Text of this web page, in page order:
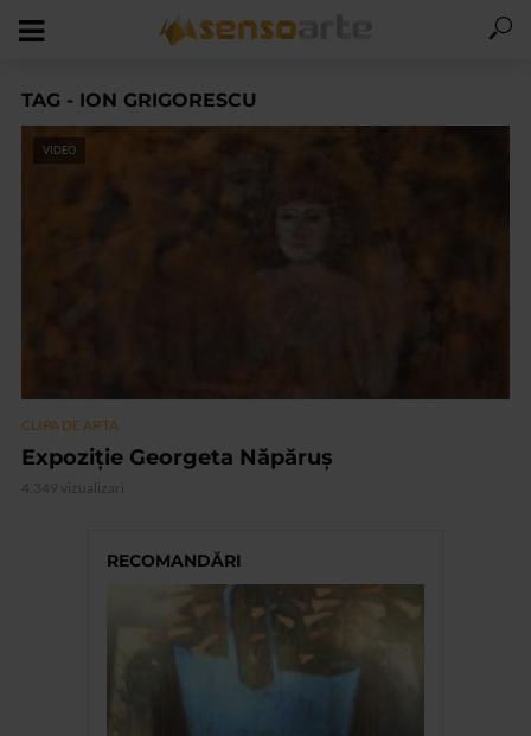
TAG - ION GRIGORESCU
VIDEO
CLIPA DE ARTA
Expoziție Georgeta Năpăruș
4.349 vizualizari
RECOMANDĂRI